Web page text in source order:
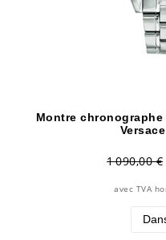
Montre
1 090,00 €
avec TVA